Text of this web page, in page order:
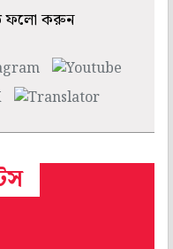
ফলো করুন